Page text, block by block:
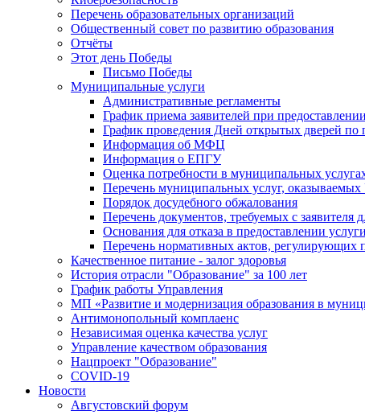
Перечень образовательных организаций
Общественный совет по развитию образования
Отчёты
Этот день Победы
Письмо Победы
Mуниципальные услуги
Административные регламенты
График приема заявителей при
График проведения Дней открытых дверей
Информация об МФЦ
Информация о ЕПГУ
Оценка потребности в муниципальных
Перечень муниципальных услуг, оказываемых
Порядок досудебного обжалования
Перечень документов, требуемых с заявителя
Основания для отказа в предоставлении услуги
Перечень нормативных актов, регулирующих
Качественное питание - залог здоровья
История отрасли "Oбразованиe" за 100 лет
График работы Управления
МП «Развитие и модернизация образования в
Антимонопольный комплаенс
Независимая оценка качества услуг
Управление качеством образования
Нацпроект "Образование"
COVID-19
Новости
Августовский форум